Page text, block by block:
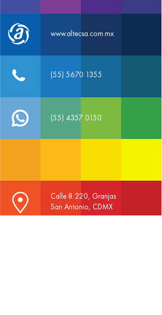
www.altecsa.com.mx
(55) 5670 1355
(55) 4357 0150
Calle 8 220, Granjas
San Antonio, CDMX